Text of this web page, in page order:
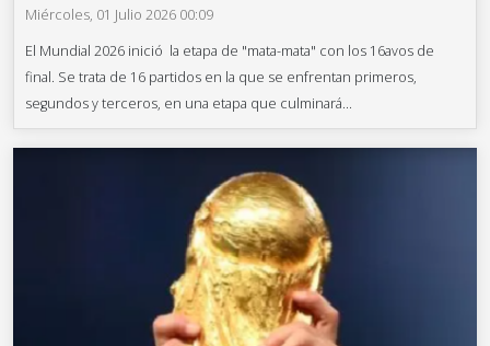
Miércoles, 01 Julio 2026 00:09
El Mundial 2026 inició la etapa de "mata-mata" con los 16avos de
final. Se trata de 16 partidos en la que se enfrentan primeros,
segundos y terceros, en una etapa que culminará...